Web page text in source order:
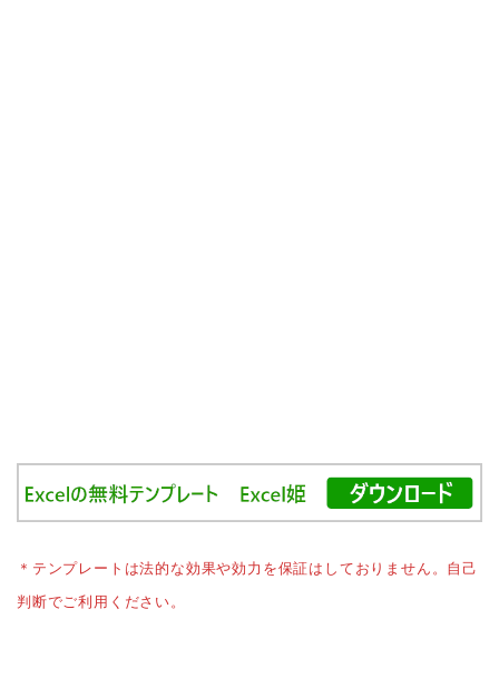
＊テンプレートは法的な効果や効力を保証はしておりません。自己
判断でご利用ください。